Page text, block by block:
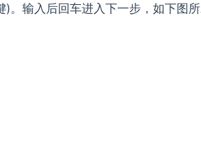
。输入后回车进入下一步，如下图